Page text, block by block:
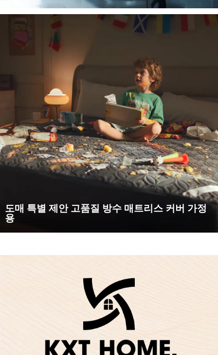
우리는 고급 시트, 커버, 베개커버 등 의료 시설을 위해 특별히 설
계된 다양한 도매 병원용 침구 서비스를 제공합니다. 환경에 친절
한 소재의 선택, 세부 사항에 대한 주의와 품질...
도매 특별 제안 고품질 방수 매트리스 커버 가정
용